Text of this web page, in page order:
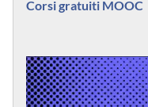
Corsi gratuiti MOOC